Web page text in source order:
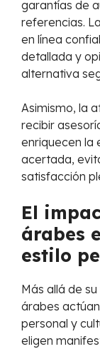
garantías de
referencias.
en línea
detallada y
alternativa
Asimismo, la
recibir
enriquecen la
acertada,
satisfacción
El
árabes
estilo
Más allá de
árabes
personal y
eligen